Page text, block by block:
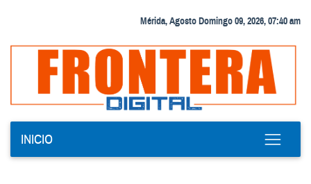
Mérida, Agosto Domingo 09, 2026, 07:40 am
INICIO